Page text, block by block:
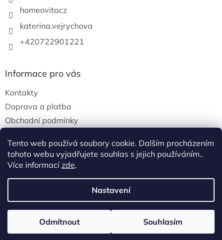
Tento web používá soubory cookie. Dalším procházením
tohoto webu vyjadřujete souhlas s jejich používáním..
Více informacízde.
Nastavení
Odmítnout Souhlasím
homeovitacz
katerina.vejrychova
+420722901221
Informace pro vás
Kontakty
Doprava a platba
Obchodní podmínky
Vytvořil Shoptet
Copyright 2026Homeovita. Všechna práva
vyhrazena.
Upravit nastavení cookies